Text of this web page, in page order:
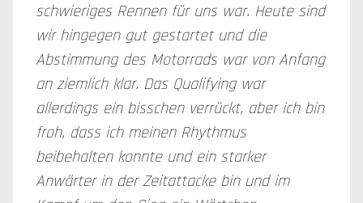
schwieriges Rennen für uns war. Heute sind
wir hingegen gut gestartet und die
Abstimmung des Motorrads war von Anfang
an ziemlich klar. Das Qualifying war
allerdings ein bisschen verrückt, aber ich bin
froh, dass ich meinen Rhythmus
beibehalten konnte und ein starker
Anwärter in der Zeitattacke bin und im